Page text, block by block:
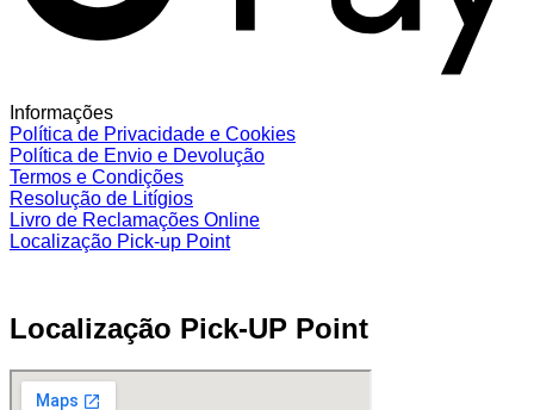
Informações
Política de Privacidade e Cookies
Política de Envio e Devolução
Termos e Condições
Resolução de Litígios
Livro de Reclamações Online
Localização Pick-up Point
Localização Pick-UP Point